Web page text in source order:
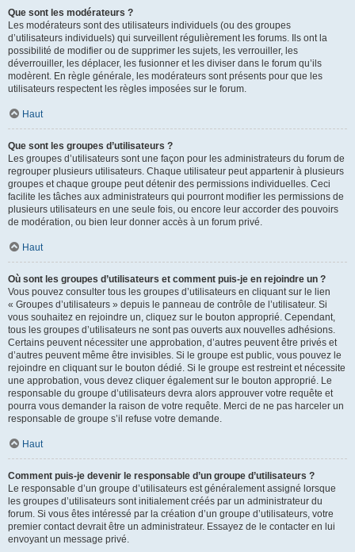
Que sont les modérateurs ?
Les modérateurs sont des utilisateurs individuels (ou des groupes
d’utilisateurs individuels) qui surveillent régulièrement les forums. Ils ont la
possibilité de modifier ou de supprimer les sujets, les verrouiller, les
déverrouiller, les déplacer, les fusionner et les diviser dans le forum qu’ils
modèrent. En règle générale, les modérateurs sont présents pour que les
utilisateurs respectent les règles imposées sur le forum.
Haut
Que sont les groupes d’utilisateurs ?
Les groupes d’utilisateurs sont une façon pour les administrateurs du forum de
regrouper plusieurs utilisateurs. Chaque utilisateur peut appartenir à plusieurs
groupes et chaque groupe peut détenir des permissions individuelles. Ceci
facilite les tâches aux administrateurs qui pourront modifier les permissions de
plusieurs utilisateurs en une seule fois, ou encore leur accorder des pouvoirs
de modération, ou bien leur donner accès à un forum privé.
Haut
Où sont les groupes d’utilisateurs et comment puis-je en rejoindre un ?
Vous pouvez consulter tous les groupes d’utilisateurs en cliquant sur le lien
« Groupes d’utilisateurs » depuis le panneau de contrôle de l’utilisateur. Si
vous souhaitez en rejoindre un, cliquez sur le bouton approprié. Cependant,
tous les groupes d’utilisateurs ne sont pas ouverts aux nouvelles adhésions.
Certains peuvent nécessiter une approbation, d’autres peuvent être privés et
d’autres peuvent même être invisibles. Si le groupe est public, vous pouvez le
rejoindre en cliquant sur le bouton dédié. Si le groupe est restreint et nécessite
une approbation, vous devez cliquer également sur le bouton approprié. Le
responsable du groupe d’utilisateurs devra alors approuver votre requête et
pourra vous demander la raison de votre requête. Merci de ne pas harceler un
responsable de groupe s’il refuse votre demande.
Haut
Comment puis-je devenir le responsable d’un groupe d’utilisateurs ?
Le responsable d’un groupe d’utilisateurs est généralement assigné lorsque
les groupes d’utilisateurs sont initialement créés par un administrateur du
forum. Si vous êtes intéressé par la création d’un groupe d’utilisateurs, votre
premier contact devrait être un administrateur. Essayez de le contacter en lui
envoyant un message privé.